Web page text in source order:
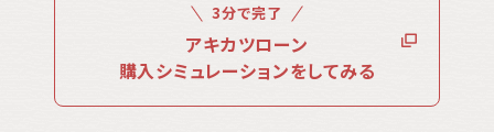
3分で完了
アキカツローン
購入シミュレーションをしてみる